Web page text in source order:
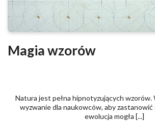
Magia wzorów
Natura jest pełna hipnotyzujących
wyzwanie dla naukowców, aby zastanowić
ewolucja mogła [...]